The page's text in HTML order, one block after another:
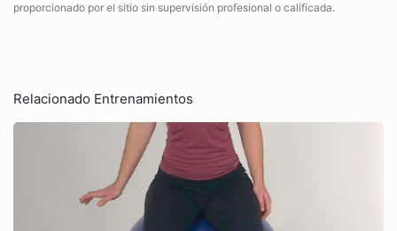
proporcionado por el sitio sin supervisión profesional o calificada.
Relacionado Entrenamientos